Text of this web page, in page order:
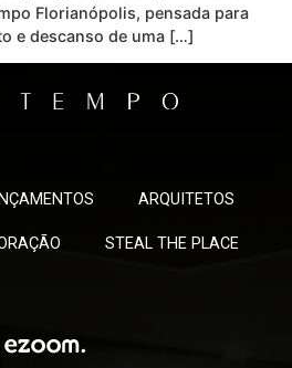
Florianópolis, pensada para
e descanso de uma […]
ARQUITETOS
STEAL THE PLACE